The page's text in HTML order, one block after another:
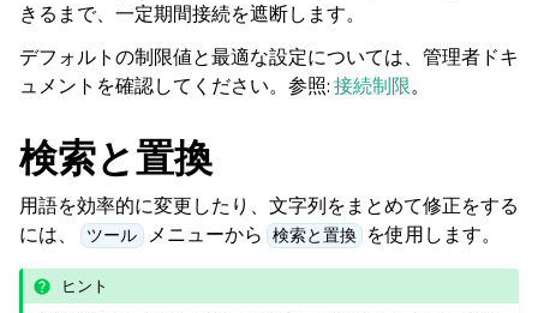
きるまで、一定期間接続を遮断します。
デフォルトの制限値と最適な設定については、管理者ドキ
ュメントを確認してください。参照:接続制限。
検索と置換
用語を効率的に変更したり、文字列をまとめて修正をする
には、
ツール メニューから 検索と置換 を使用します。
ヒント